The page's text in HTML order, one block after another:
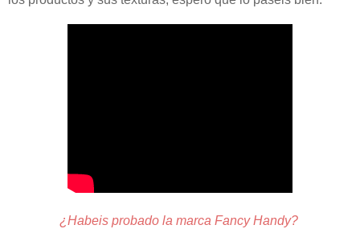
¿Habeis probado la marca Fancy Handy?